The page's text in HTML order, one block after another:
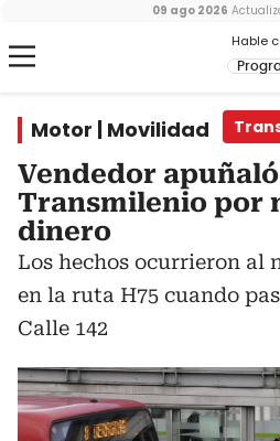
Hable
09 ago 2026
Motor | Movilidad
Vendedor
Transmilenio por
dinero
Los hechos ocurrieron al
en la ruta H75 cuando
Calle 142